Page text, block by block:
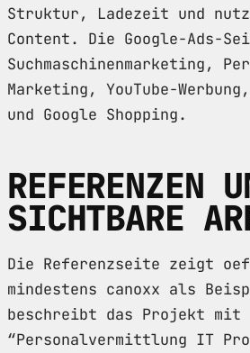
Struktur, Ladezeit und
Content. Die Google-Ads-
Suchmaschinenmarketing,
Marketing, YouTube-
und Google Shopping.
REFERENZEN
SICHTBARE
Die Referenzseite zeigt
mindestens canoxx als
beschreibt das Projekt mit
“Personalvermittlung IT